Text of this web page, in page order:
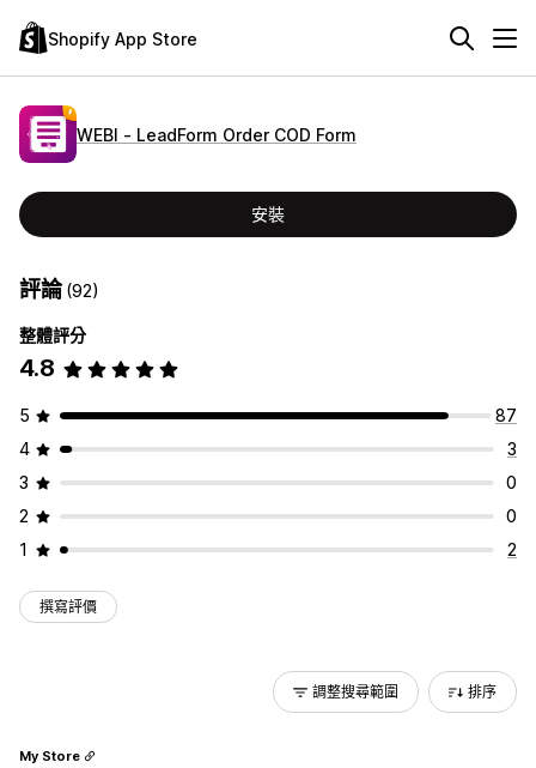
Shopify App Store
WEBI ‑ LeadForm Order COD Form
安裝
評論(92)
整體評分
4.8
5
87
4
3
3
0
2
0
1
2
撰寫評價
調整搜尋範圍 排序
My Store